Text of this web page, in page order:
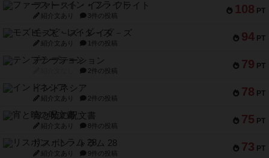
108 PT
ファースト・イン・フライト
紹介文あり 3件の投稿
94 PT
モズビ－ズ・レイダ－ズ
紹介文あり 1件の投稿
79 PT
テンプテーション
2件の投稿
78 PT
インドネシア
紹介文あり 2件の投稿
75 PT
宵と暁の呪文書
紹介文あり 8件の投稿
73 PT
リスボン・トラム 28
紹介文あり 9件の投稿